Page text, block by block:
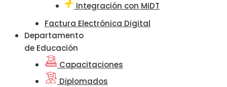
Integración con MiDT
Factura Electrónica Digital
Departamento
de Educación
Capacitaciones
Diplomados